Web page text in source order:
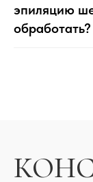
эпиляцию
обработать?